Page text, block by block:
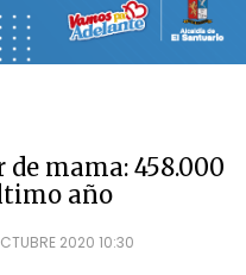
mama: 458.000
año
2020 10:30